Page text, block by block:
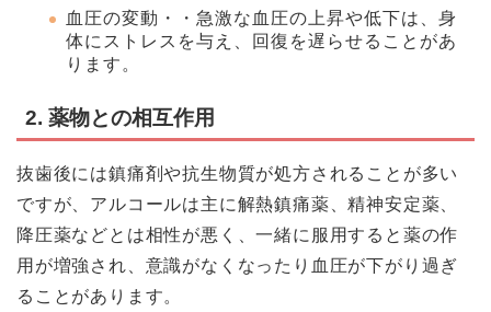
血圧の変動・・急激な血圧の上昇や低下は、身
体にストレスを与え、回復を遅らせることがあ
ります。
2. 薬物との相互作用
抜歯後には鎮痛剤や抗生物質が処方されることが多い
ですが、アルコールは主に解熱鎮痛薬、精神安定薬、
降圧薬などとは相性が悪く、一緒に服用すると薬の作
用が増強され、意識がなくなったり血圧が下がり過ぎ
ることがあります。